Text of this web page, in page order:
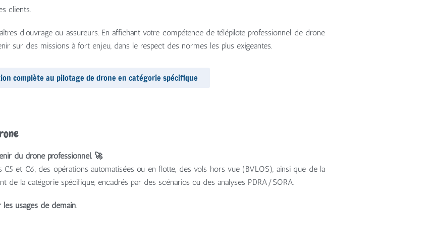
clients.
d’ouvrage ou assureurs. En affichant votre compétence de télépilote professionnel de drone
sur des missions à fort enjeu, dans le respect des normes les plus exigeantes.
complète au pilotage de drone en catégorie spécifique
du drone professionnel. 🚀
et C6, des opérations automatisées ou en flotte, des vols hors vue (BVLOS), ainsi que de la
de la catégorie spécifique, encadrés par des scénarios ou des analyses PDRA/SORA.
usages de demain.